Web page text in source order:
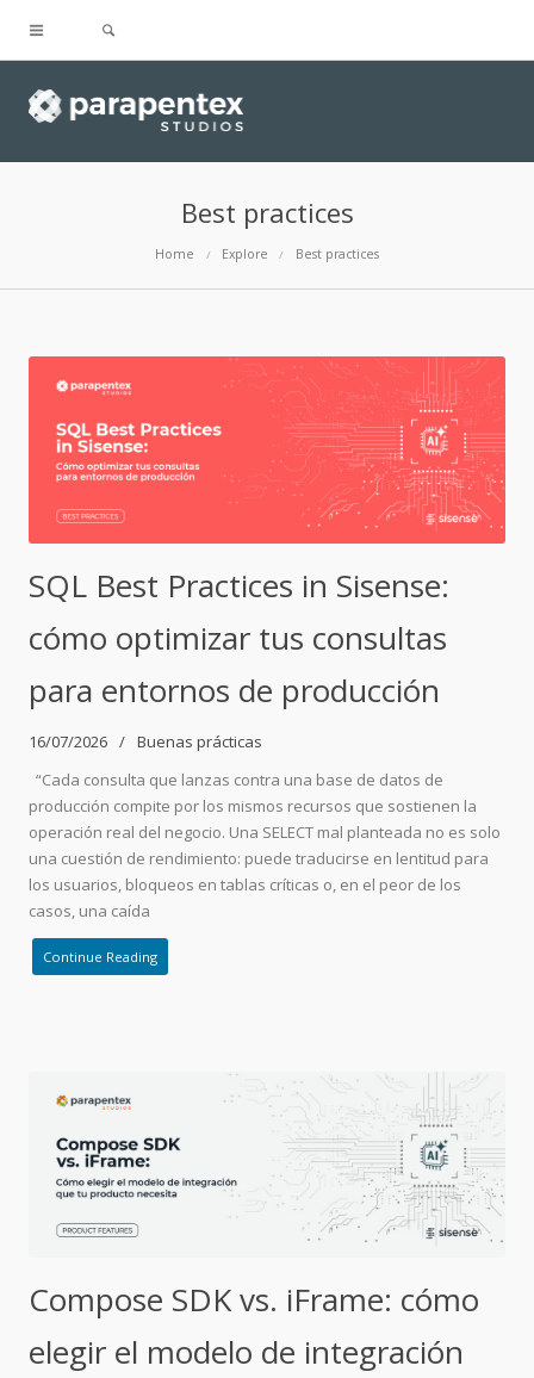
Best practices
Home Explore Best practices
SQL Best Practices in Sisense:
cómo optimizar tus consultas
para entornos de producción
16/07/2026
Buenas prácticas
“Cada consulta que lanzas contra una base de datos de
producción compite por los mismos recursos que sostienen la
operación real del negocio. Una SELECT mal planteada no es solo
una cuestión de rendimiento: puede traducirse en lentitud para
los usuarios, bloqueos en tablas críticas o, en el peor de los
casos, una caída
Continue Reading
Compose SDK vs. iFrame: cómo
elegir el modelo de integración